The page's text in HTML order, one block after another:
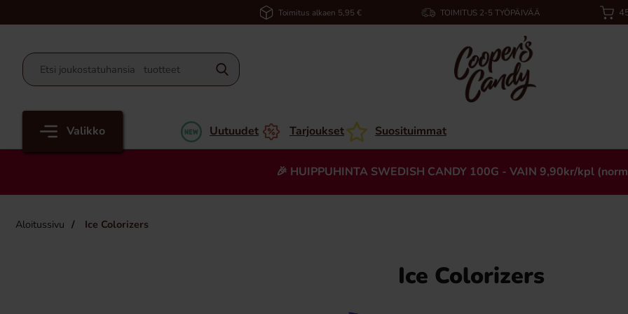
Toimitus alkaen 5,95 € TOIMITUS 2-5 TYÖPÄIVÄÄ
Valikko Uutuudet Tarjoukset Suosituimmat
🎉 HUIPPUHINTA SWEDISH CANDY 100G - VAIN 9,90kr/kpl
Aloitussivu Ice Colorizers
Ice Colorizers